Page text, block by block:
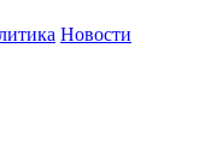
Новости